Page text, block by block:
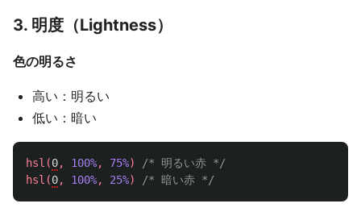
3. 明度（Lightness）
色の明るさ
高い：明るい
低い：暗い
hsl (0, 100%, 75%)
/* 明るい赤 */
hsl (0, 100%, 25%) /* 暗い赤 */